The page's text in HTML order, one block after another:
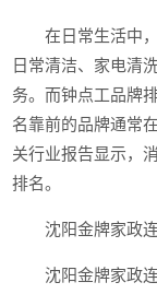
在日常生活中
日常清洁、家电清
务。而钟点工品牌
名靠前的品牌通常
关行业报告显示，
排名。
沈阳金牌家政
沈阳金牌家政